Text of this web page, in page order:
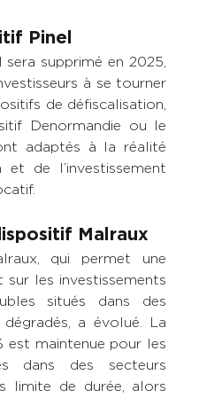
Pinel
supprimé en 2025,
à se tourner
de défiscalisation,
Denormandie ou le
adaptés à la réalité
de l’investissement
Malraux
qui permet une
sur les investissements
situés dans des
dégradés, a évolué. La
est maintenue pour les
dans des secteurs
limite de durée, alors